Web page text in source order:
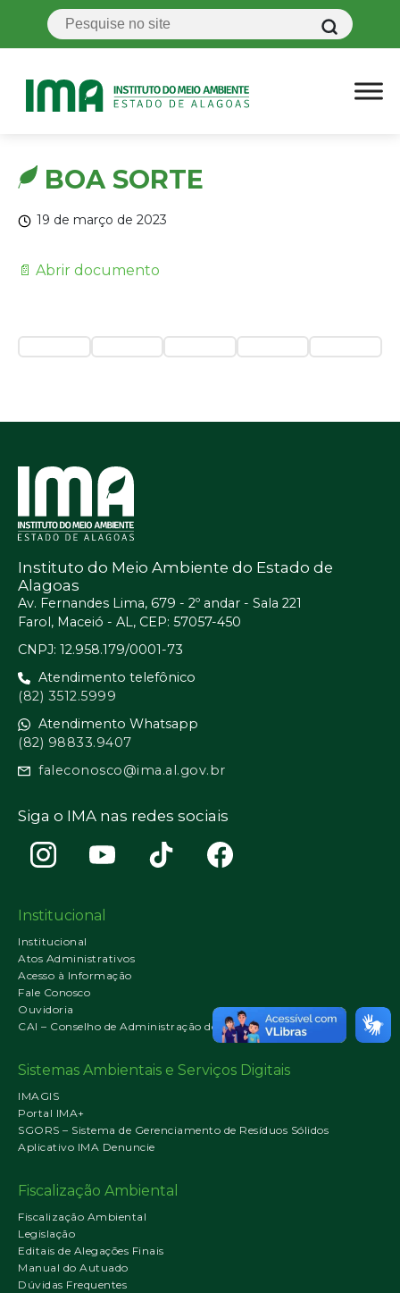
BOA SORTE
19 de março de 2023
📄 Abrir documento
Instituto do Meio Ambiente do Estado de
Alagoas
Av. Fernandes Lima, 679 - 2º andar - Sala 221
Farol, Maceió - AL, CEP: 57057-450
CNPJ: 12.958.179/0001-73
Atendimento telefônico
(82) 3512.5999
Atendimento Whatsapp
(82) 98833.9407
faleconosco@ima.al.gov.br
Siga o IMA nas redes sociais
Institucional
Institucional
Atos Administrativos
Acesso à Informação
Fale Conosco
Ouvidoria
CAI – Conselho de Administração do IMA
Sistemas Ambientais e Serviços Digitais
IMAGIS
Portal IMA+
SGORS – Sistema de Gerenciamento de Resíduos Sólidos
Aplicativo IMA Denuncie
Fiscalização Ambiental
Fiscalização Ambiental
Legislação
Editais de Alegações Finais
Manual do Autuado
Dúvidas Frequentes